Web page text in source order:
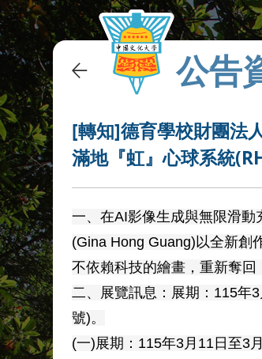
公告
[轉知]德育學校財團法
滿地『虹』心球系統
一、在AI影像生成與無限滑
(Gina Hong Guang)以全新創
不依賴科技的繪畫，重新奪回
二、展覽訊息：展期：115年
號)。
(一)展期：115年3月11日至3月